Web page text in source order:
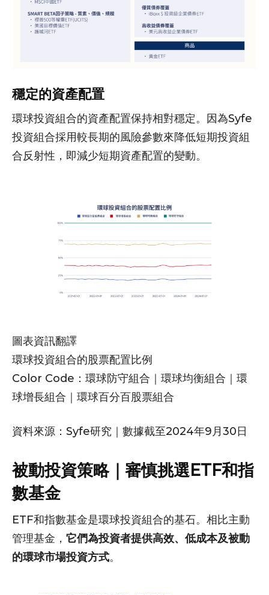
穩定的資產配置
環球投資組合的資產配置保持相對穩定。因為Syfe
投資組合採用較長期的風險參數來降低短期投資組
合反射性，即減少短期資產配置的變動。
圖表資訊翻譯
環球投資組合的股票配置比例
Color Code：環球防守組合｜環球均衡組合｜環
球增長組合｜環球百分百股票組合
資料來源：Syfe研究｜數據截至2024年9月30日
被動投資策略｜審慎挑選ETF和指
數基金
ETF和指數基金是環球投資組合的基石。相比主動
管理基金， 它們為投資者提供高效、低成本及被動
的環球市場投資方式。